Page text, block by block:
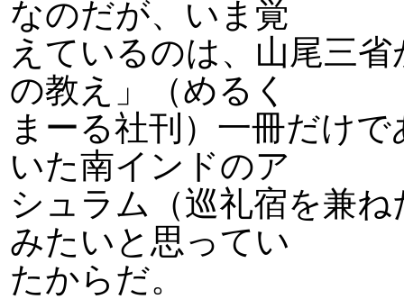
なのだが、いま覚
えているのは、山尾三
の教え」（めるく
まーる社刊）一冊だけ
いた南インドのア
シュラム（巡礼宿を兼
みたいと思ってい
たからだ。